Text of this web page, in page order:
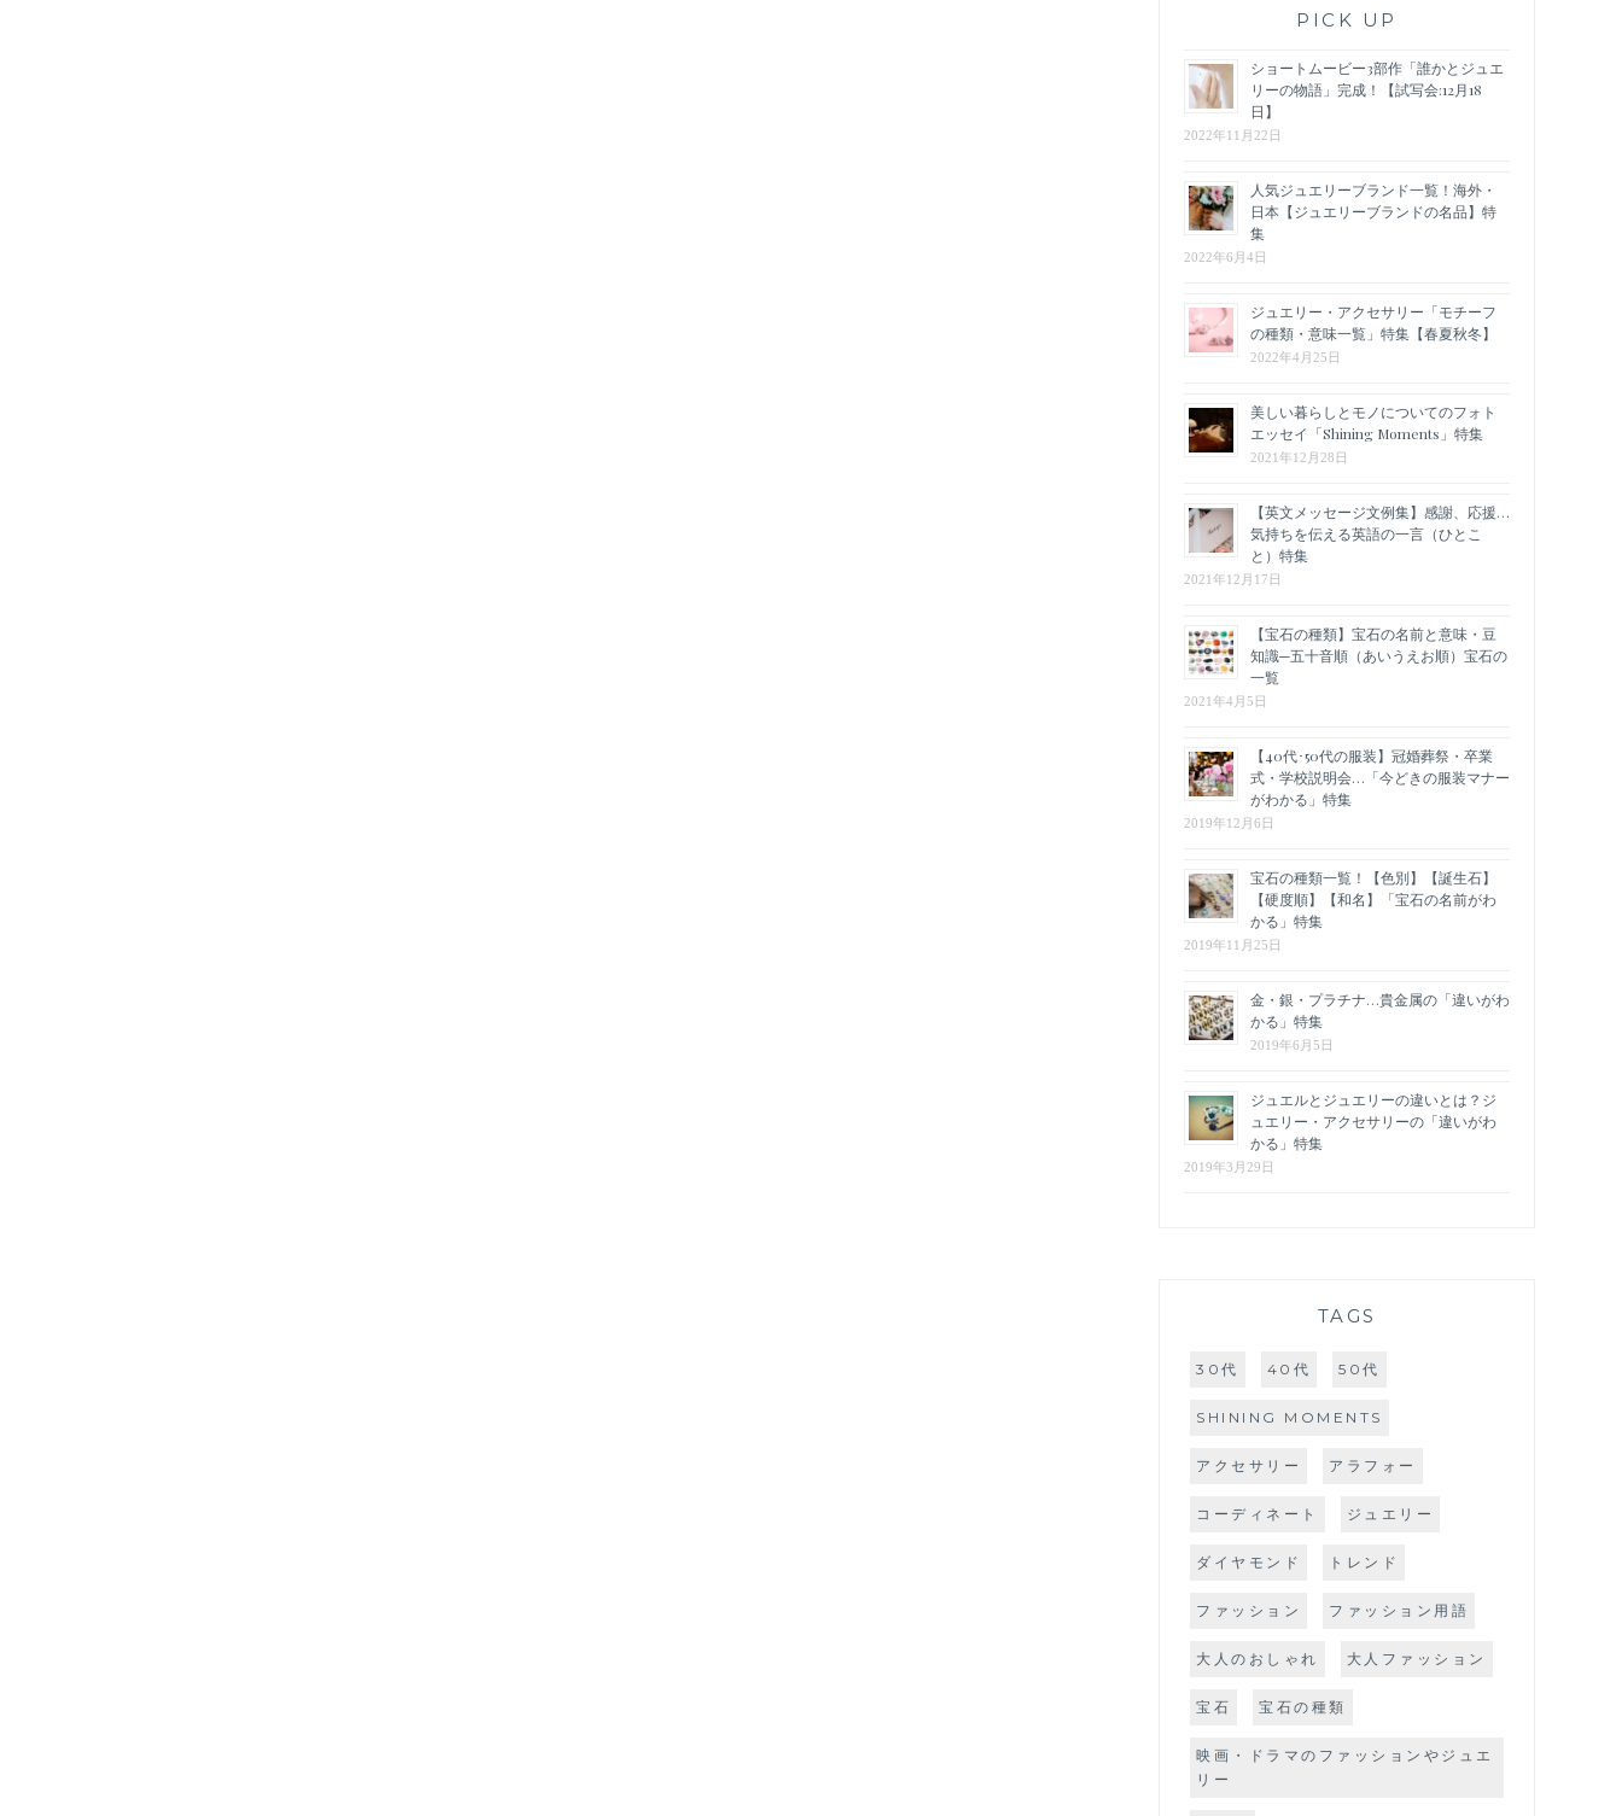
PICK UP
ショートムービー3部作「誰かとジュエ
リーの物語」完成！【試写会:12月18
日】
2022年11月22日
人気ジュエリーブランド一覧！海外・
日本【ジュエリーブランドの名品】特
集
2022年6月4日
ジュエリー・アクセサリー「モチーフ
の種類・意味一覧」特集【春夏秋冬】
2022年4月25日
美しい暮らしとモノについてのフォト
エッセイ「Shining Moments」特集
2021年12月28日
【英文メッセージ文例集】感謝、応援…
気持ちを伝える英語の一言（ひとこ
と）特集
2021年12月17日
【宝石の種類】宝石の名前と意味・豆
知識─五十音順（あいうえお順）宝石の
一覧
2021年4月5日
【40代･50代の服装】冠婚葬祭・卒業
式・学校説明会…「今どきの服装マナー
がわかる」特集
2019年12月6日
宝石の種類一覧！【色別】【誕生石】
【硬度順】【和名】「宝石の名前がわ
かる」特集
2019年11月25日
金・銀・プラチナ…貴金属の「違いがわ
かる」特集
2019年6月5日
ジュエルとジュエリーの違いとは？ジ
ュエリー・アクセサリーの「違いがわ
かる」特集
2019年3月29日
TAGS
30代 40代 50代
SHINING MOMENTS
アクセサリー アラフォー
コーディネート ジュエリー
ダイヤモンド トレンド
ファッション ファッション用語
大人のおしゃれ 大人ファッション
宝石 宝石の種類
映画・ドラマのファッションやジュエ
リー